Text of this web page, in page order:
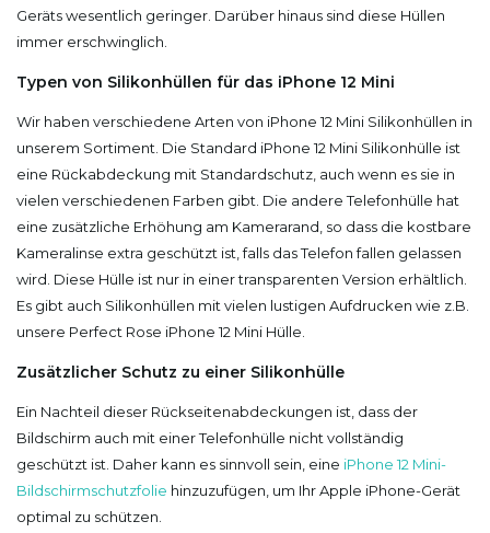
Geräts wesentlich geringer. Darüber hinaus sind diese Hüllen
immer erschwinglich.
Typen von Silikonhüllen für das iPhone 12 Mini
Wir haben verschiedene Arten von iPhone 12 Mini Silikonhüllen in
unserem Sortiment. Die Standard iPhone 12 Mini Silikonhülle ist
eine Rückabdeckung mit Standardschutz, auch wenn es sie in
vielen verschiedenen Farben gibt. Die andere Telefonhülle hat
eine zusätzliche Erhöhung am Kamerarand, so dass die kostbare
Kameralinse extra geschützt ist, falls das Telefon fallen gelassen
wird. Diese Hülle ist nur in einer transparenten Version erhältlich.
Es gibt auch Silikonhüllen mit vielen lustigen Aufdrucken wie z.B.
unsere Perfect Rose iPhone 12 Mini Hülle.
Zusätzlicher Schutz zu einer Silikonhülle
Ein Nachteil dieser Rückseitenabdeckungen ist, dass der
Bildschirm auch mit einer Telefonhülle nicht vollständig
geschützt ist. Daher kann es sinnvoll sein, eine iPhone 12 Mini-
Bildschirmschutzfolie hinzuzufügen, um Ihr Apple iPhone-Gerät
optimal zu schützen.